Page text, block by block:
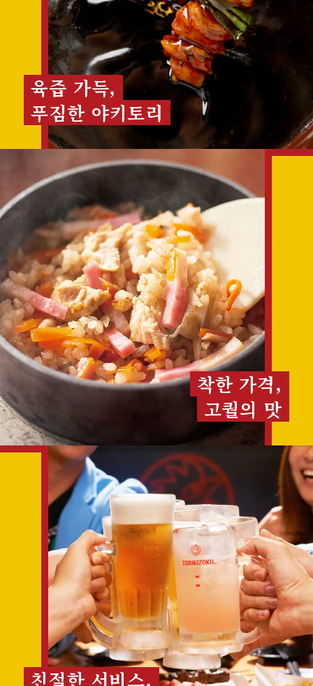
육즙 가득,
푸짐한 야키토리
착한 가격,
고퀄의 맛
친절한 서비스,